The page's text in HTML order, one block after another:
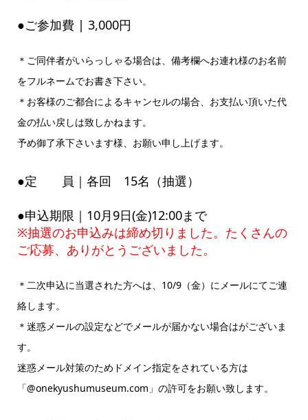
●ご参加費 | 3,000円
＊ご同伴者がいらっしゃる場合は、備考欄へお連れ様のお名前
をフルネームでお書き下さい。
＊お客様のご都合によるキャンセルの場合、お支払い頂いた代
金の払い戻しは致しかねます。
予め御了承下さいます様、お願い申し上げます。
●定 員｜各回 15名（抽選）
●申込期限｜10月9日(金)12:00まで
※抽選のお申込みは締め切りました。たくさんの
ご応募、ありがとうございました。
＊二次申込に当選された方へは、10/9（金）にメールにてご連
絡します。
＊迷惑メールの設定などでメールが届かない場合はがございま
す。
迷惑メール対策のためドメイン指定をされている方は
「@onekyushumuseum.com」の許可をお願い致します。